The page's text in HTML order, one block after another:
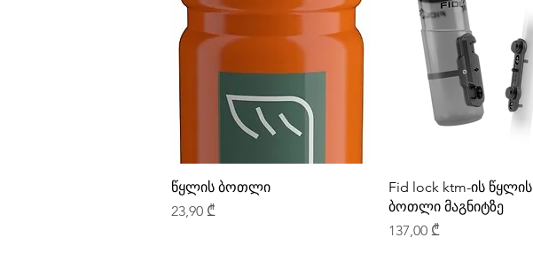
წყლის ბოთლი
Price
23,90 ₾
Fid lock ktm-ის წყლის
ბოთლი მაგნიტზე
Price
137,00 ₾